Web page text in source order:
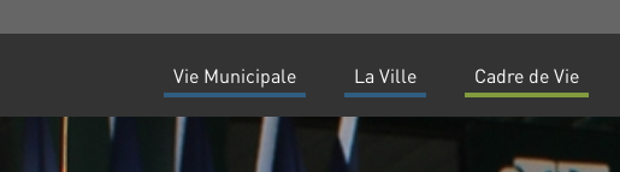
Vie Municipale La Ville Cadre de Vie